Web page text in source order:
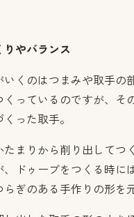
りやバランス
くのはつまみや取手の
くっているのですが、そ
った取手。
まりから削り出してつ
ドゥーブをつくる時に
ぎのある手作りの形を